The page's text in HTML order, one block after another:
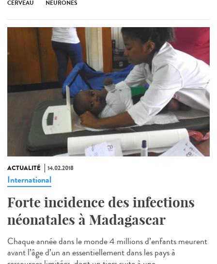
CERVEAU NEURONES
ACTUALITÉ 14.02.2018
International
Forte incidence des infections
néonatales à Madagascar
Chaque année dans le monde 4 millions d’enfants meurent
avant l’âge d’un an essentiellement dans les pays à